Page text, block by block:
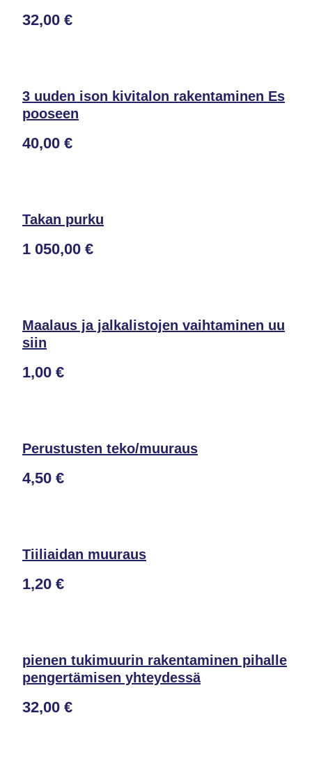
32,00 €
3 uuden ison kivitalon rakentaminen Es
pooseen
40,00 €
Takan purku
1 050,00 €
Maalaus ja jalkalistojen vaihtaminen uu
siin
1,00 €
Perustusten teko/muuraus
4,50 €
Tiiliaidan muuraus
1,20 €
pienen tukimuurin rakentaminen pihalle
pengertämisen yhteydessä
32,00 €